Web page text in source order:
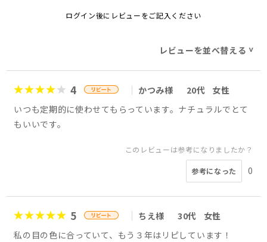
ログイン後にレビューをご記入ください
レビューを並べ替える>
4 かつみ様 20代
女性
いつも定期的に使わせてもらっています。ナチュラルでとて
もいいです。
このレビューは参考になりましたか？
参考になった 0
5 ちえ様 30代
女性
私の目の色に合っていて、もう３年はリピしています！